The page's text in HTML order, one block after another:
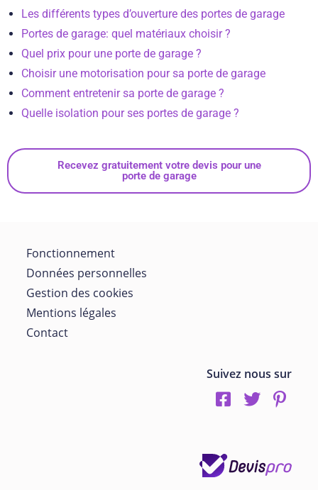
Les différents types d’ouverture des portes de garage
Portes de garage: quel matériaux choisir ?
Quel prix pour une porte de garage ?
Choisir une motorisation pour sa porte de garage
Comment entretenir sa porte de garage ?
Quelle isolation pour ses portes de garage ?
Recevez gratuitement votre devis pour une
porte de garage
Fonctionnement
Données personnelles
Gestion des cookies
Mentions légales
Contact
Suivez nous sur